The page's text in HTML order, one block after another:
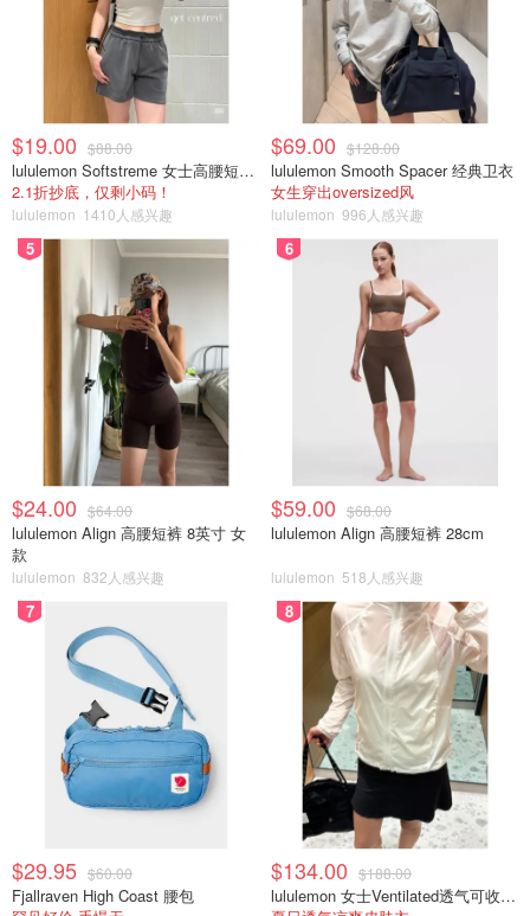
$19.00 $88.00
lululemon Softstreme 女士高腰短裤 10cm
2.1折抄底，仅剩小码！
lululemon 1410人感兴趣
$69.00 $128.00
lululemon Smooth Spacer 经典卫衣
女生穿出oversized风
lululemon 996人感兴趣
5
$24.00 $64.00
lululemon Align 高腰短裤 8英寸 女
款
lululemon 832人感兴趣
6
$59.00 $68.00
lululemon Align 高腰短裤 28cm
lululemon 518人感兴趣
7
$29.95 $60.00
Fjallraven High Coast 腰包
8
$134.00 $188.00
lululemon 女士Ventilated透气可收纳跑步夹克